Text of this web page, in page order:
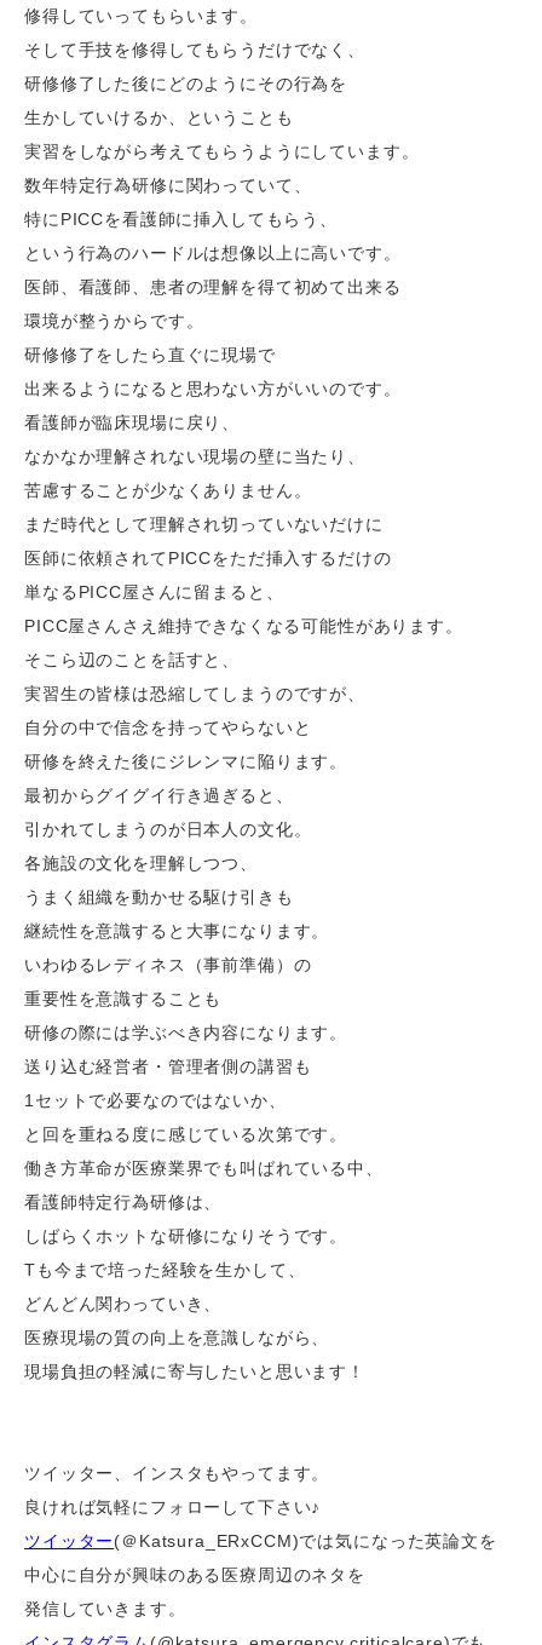
修得していってもらいます。
そして手技を修得してもらうだけでなく、
研修修了した後にどのようにその行為を
生かしていけるか、ということも
実習をしながら考えてもらうようにしています。
数年特定行為研修に関わっていて、
特にPICCを看護師に挿入してもらう、
という行為のハードルは想像以上に高いです。
医師、看護師、患者の理解を得て初めて出来る
環境が整うからです。
研修修了をしたら直ぐに現場で
出来るようになると思わない方がいいのです。
看護師が臨床現場に戻り、
なかなか理解されない現場の壁に当たり、
苦慮することが少なくありません。
まだ時代として理解され切っていないだけに
医師に依頼されてPICCをただ挿入するだけの
単なるPICC屋さんに留まると、
PICC屋さんさえ維持できなくなる可能性があります。
そこら辺のことを話すと、
実習生の皆様は恐縮してしまうのですが、
自分の中で信念を持ってやらないと
研修を終えた後にジレンマに陥ります。
最初からグイグイ行き過ぎると、
引かれてしまうのが日本人の文化。
各施設の文化を理解しつつ、
うまく組織を動かせる駆け引きも
継続性を意識すると大事になります。
いわゆるレディネス（事前準備）の
重要性を意識することも
研修の際には学ぶべき内容になります。
送り込む経営者・管理者側の講習も
1セットで必要なのではないか、
と回を重ねる度に感じている次第です。
働き方革命が医療業界でも叫ばれている中、
看護師特定行為研修は、
しばらくホットな研修になりそうです。
Tも今まで培った経験を生かして、
どんどん関わっていき、
医療現場の質の向上を意識しながら、
現場負担の軽減に寄与したいと思います！
ツイッター、インスタもやってます。
良ければ気軽にフォローして下さい♪
ツイッター(＠Katsura_ERxCCM)では気になった英論文を
中心に自分が興味のある医療周辺のネタを
発信していきます。